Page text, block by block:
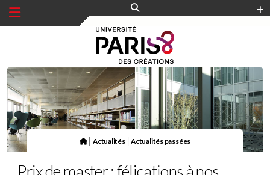
Actualités |Actualités passées
Prix de master : félications à nos
Panneau de gestion des cookies